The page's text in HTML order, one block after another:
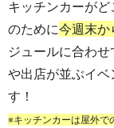
キッチンカーが
のために今週末か
ジュールに合わ
や出店が並ぶイベ
す！
※キッチンカーは屋外で